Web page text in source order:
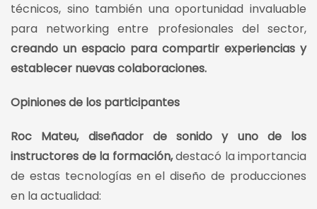
técnicos, sino también una oportunidad invaluable
para networking entre profesionales del sector,
creando un espacio para compartir experiencias y
establecer nuevas colaboraciones.
Opiniones de los participantes
Roc Mateu, diseñador de sonido y uno de los
instructores de la formación,destacó la importancia
de estas tecnologías en el diseño de producciones
en la actualidad: